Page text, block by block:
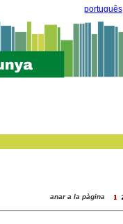
português
anar a la pàgina